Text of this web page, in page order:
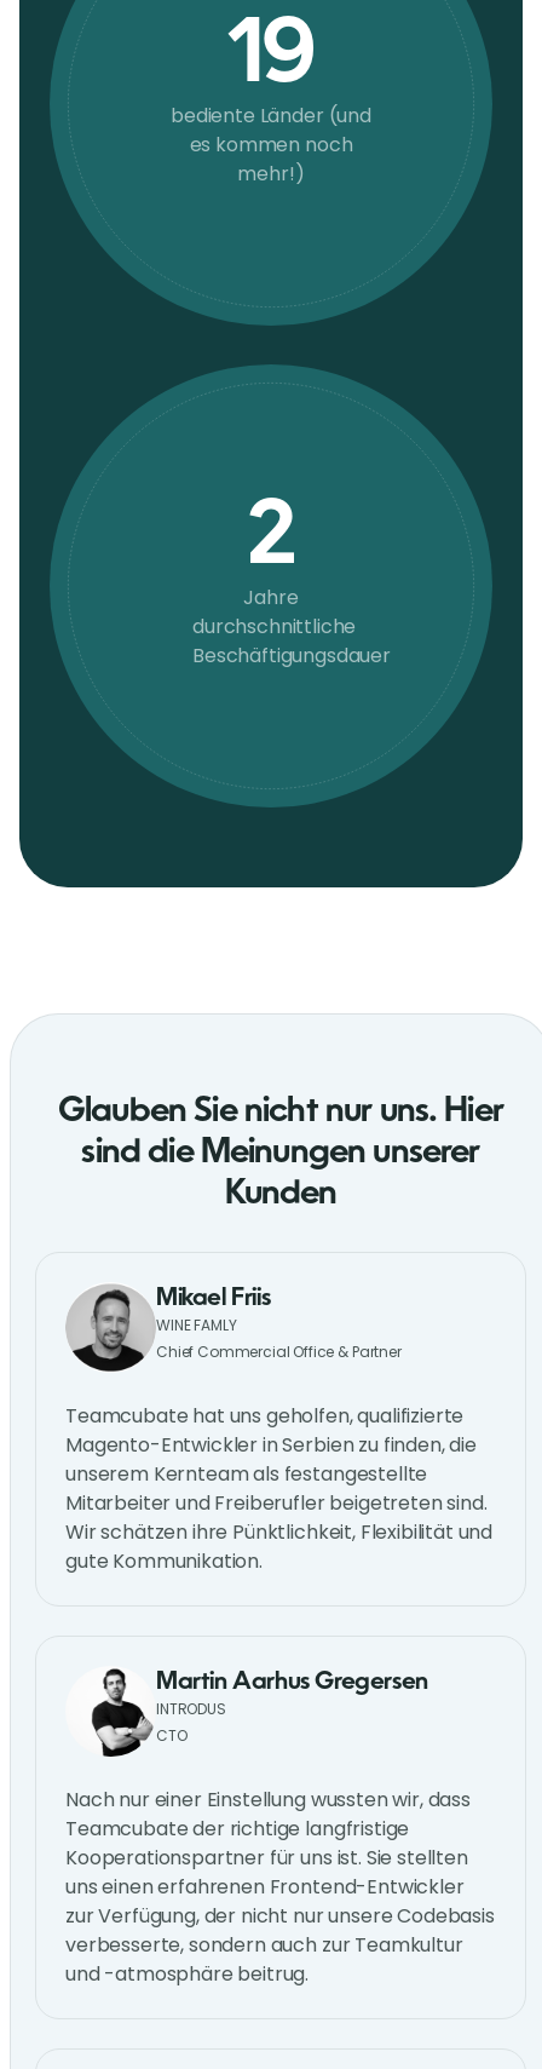
19
bediente Länder (und
es kommen noch
mehr!)
2
Jahre
durchschnittliche
Beschäftigungsdauer
Glauben Sie nicht nur uns. Hier
sind die Meinungen unserer
Kunden
Mikael Friis
WINE FAMLY
Chief Commercial Office & Partner
Teamcubate hat uns geholfen, qualifizierte
Magento-Entwickler in Serbien zu finden, die
unserem Kernteam als festangestellte
Mitarbeiter und Freiberufler beigetreten sind.
Wir schätzen ihre Pünktlichkeit, Flexibilität und
gute Kommunikation.
Martin Aarhus Gregersen
INTRODUS
CTO
Nach nur einer Einstellung wussten wir, dass
Teamcubate der richtige langfristige
Kooperationspartner für uns ist. Sie stellten
uns einen erfahrenen Frontend-Entwickler
zur Verfügung, der nicht nur unsere Codebasis
verbesserte, sondern auch zur Teamkultur
und -atmosphäre beitrug.